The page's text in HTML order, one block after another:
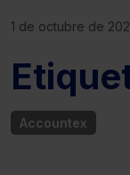
1 de octubre de
Accountex